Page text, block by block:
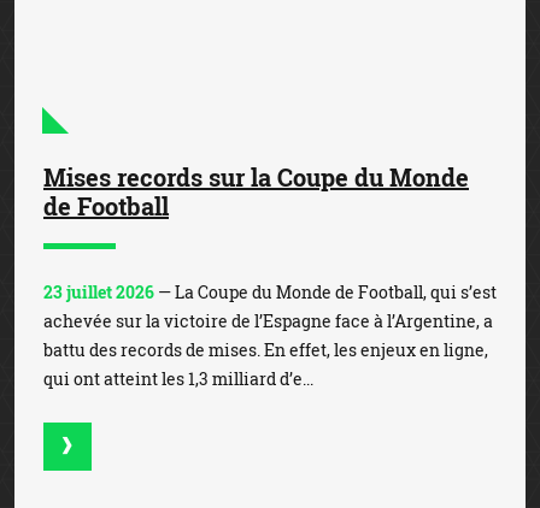
Mises records sur la Coupe du Monde
de Football
23 juillet 2026 — La Coupe du Monde de Football, qui s’est
achevée sur la victoire de l’Espagne face à l’Argentine, a
battu des records de mises. En effet, les enjeux en ligne,
qui ont atteint les 1,3 milliard d’e...